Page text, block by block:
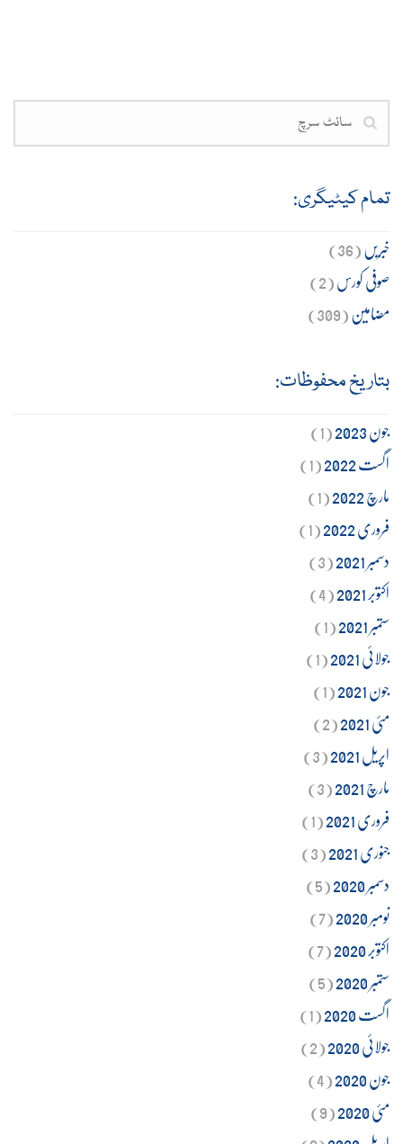
تمام کیٹیگری:
خبریں(36)
صوفی کورس(2)
مضامین(309)
بتاریخ محفوظات:
جون 2023
(1)
اگست 2022
(1)
مارچ 2022
(1)
فروری 2022
(1)
دسمبر 2021
(3)
اکتوبر 2021
(4)
ستمبر 2021
(1)
جولائی 2021
(1)
جون 2021
(1)
مئی 2021
(2)
اپریل 2021
(3)
مارچ 2021
(3)
فروری 2021
(1)
جنوری 2021
(3)
دسمبر 2020
(5)
نومبر 2020
(7)
اکتوبر 2020
(7)
ستمبر 2020
(5)
اگست 2020
(1)
جولائی 2020
(2)
جون 2020
(4)
مئی 2020
(9)